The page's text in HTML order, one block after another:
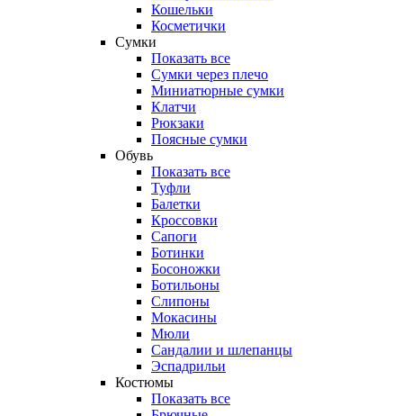
Кошельки
Косметички
Сумки
Показать все
Сумки через плечо
Миниатюрные cумки
Клатчи
Рюкзаки
Поясные сумки
Обувь
Показать все
Туфли
Балетки
Кроссовки
Сапоги
Ботинки
Босоножки
Ботильоны
Слипоны
Мокасины
Мюли
Сандалии и шлепанцы
Эспадрильи
Костюмы
Показать все